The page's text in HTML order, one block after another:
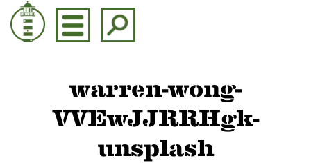
Door
naar
de
warren-wong-
VVEwJJRRHgk-
unsplash